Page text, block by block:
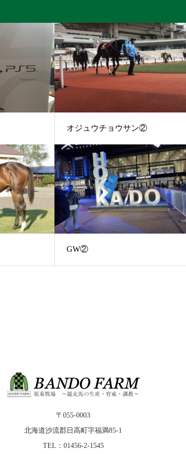
オジュウチョウサン②
GW②
〒055-0003
北海道沙流郡日高町字福満85-1
TEL：01456-2-1545